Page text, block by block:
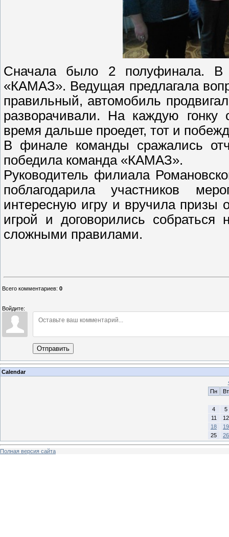
Сначала было 2 полуфинала.
«КАМАЗ». Ведущая предлагала
правильный, автомобиль
разворачивали. На каждую гонку
время дальше проедет, тот и
В финале команды сражались
победила команда «КАМАЗ».
Руководитель филиала
поблагодарила участников
интересную игру и вручила призы
игрой и договорились
сложными правилами.
Всего комментариев: 0
Войдите:
Отправить
Calendar
Пн
Вт
4
5
11
12
18
19
25
26
Полная версия сайта